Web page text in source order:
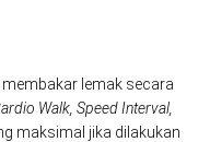
lemak secara
Walk, Speed Interval,
maksimal jika dilakukan